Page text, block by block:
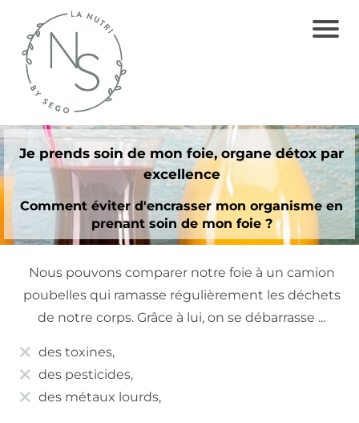
S
U
L
T
Je prends soin de mon foie, organe détox par
excellence
Comment éviter d'encrasser mon organisme en
prenant soin de mon foie ?
Nous pouvons comparer notre foie à un camion
poubelles qui ramasse régulièrement les déchets
de notre corps. Grâce à lui, on se débarrasse ...
des toxines,
des pesticides,
des métaux lourds,